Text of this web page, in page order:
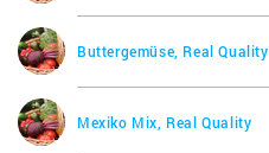
Buttergemüse, Real Quality
Mexiko Mix, Real Quality